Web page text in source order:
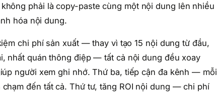
phải là copy-paste cùng một nội dung lên nhiều
hóa nội dung.
chi phí sản xuất — thay vì tạo 15 nội dung từ đầu,
nhất quán thông điệp — tất cả nội dung đều xoay
người xem ghi nhớ. Thứ ba, tiếp cận đa kênh — mỗi
đến tất cả. Thứ tư, tăng ROI nội dung — chi phí